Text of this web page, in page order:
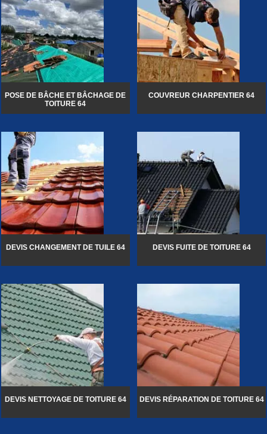
POSE DE BÂCHE ET BÂCHAGE DE
TOITURE 64
COUVREUR CHARPENTIER 64
DEVIS CHANGEMENT DE TUILE 64 DEVIS FUITE DE TOITURE 64
DEVIS NETTOYAGE DE TOITURE 64 DEVIS RÉPARATION DE TOITURE 64